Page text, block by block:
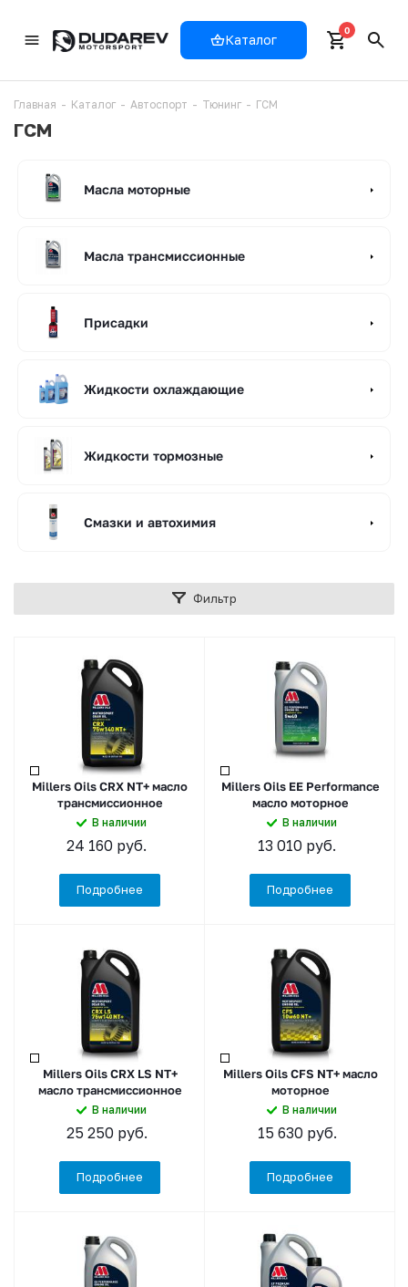
Каталог
0
Главная - Каталог - Автоспорт - Тюнинг - ГСМ
ГСМ
Масла моторные
Масла трансмиссионные
Присадки
Жидкости охлаждающие
Жидкости тормозные
Смазки и автохимия
Фильтр
Millers Oils CRX NT+ масло
трансмиссионное
В наличии
24 160 руб.
Подробнее
Millers Oils EE Performance
масло моторное
В наличии
13 010 руб.
Подробнее
Millers Oils CRX LS NT+
масло трансмиссионное
В наличии
25 250руб.
Подробнее
Millers Oils CFS NT+ масло
моторное
В наличии
15 630руб.
Подробнее